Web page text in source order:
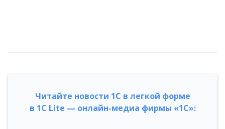
Читайте новости 1С в легкой форме
в 1С Lite — онлайн-медиа фирмы «1С»: